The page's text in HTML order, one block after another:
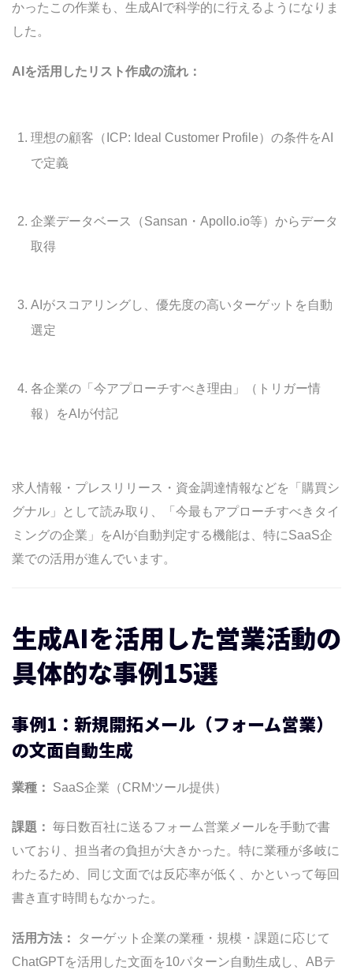
かったこの作業も、生成AIで科学的に行えるようになりま
した。
AIを活用したリスト作成の流れ：
理想の顧客（ICP: Ideal Customer Profile）の条件をAI
で定義
企業データベース（Sansan・Apollo.io等）からデータ
取得
AIがスコアリングし、優先度の高いターゲットを自動
選定
各企業の「今アプローチすべき理由」（トリガー情
報）をAIが付記
求人情報・プレスリリース・資金調達情報などを「購買シ
グナル」として読み取り、「今最もアプローチすべきタイ
ミングの企業」をAIが自動判定する機能は、特にSaaS企
業での活用が進んでいます。
生成AIを活用した営業活動の
具体的な事例15選
事例1：新規開拓メール（フォーム営業）
の文面自動生成
業種： SaaS企業（CRMツール提供）
課題： 毎日数百社に送るフォーム営業メールを手動で書
いており、担当者の負担が大きかった。特に業種が多岐に
わたるため、同じ文面では反応率が低く、かといって毎回
書き直す時間もなかった。
活用方法：
ターゲット企業の業種・規模・課題に応じて
ChatGPTを活用した文面を10パターン自動生成し、ABテ